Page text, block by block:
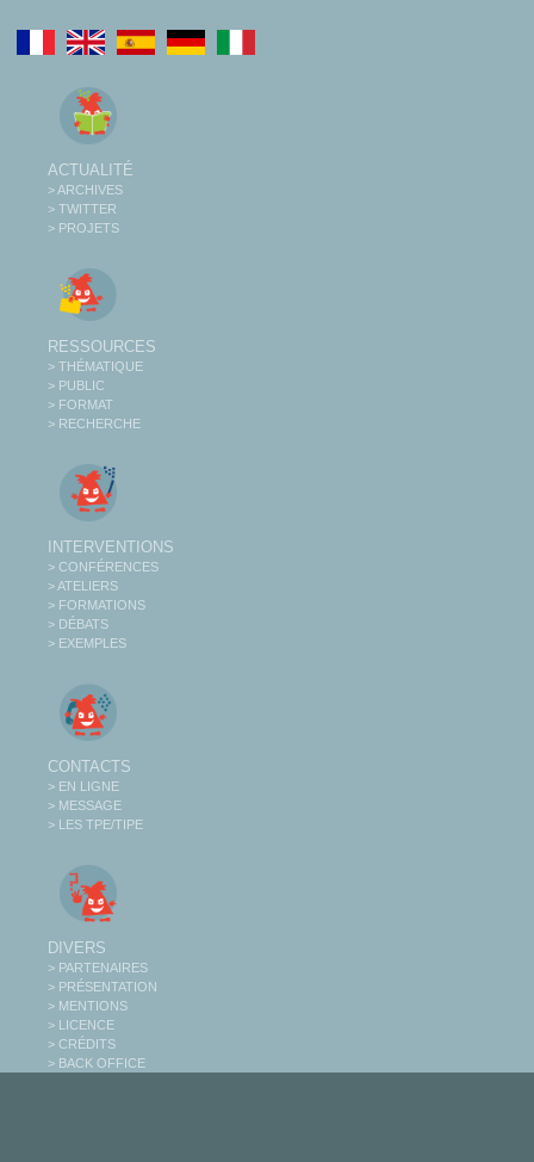
ACTUALITÉ
> ARCHIVES
> TWITTER
> PROJETS
RESSOURCES
> THÉMATIQUE
> PUBLIC
> FORMAT
> RECHERCHE
INTERVENTIONS
> CONFÉRENCES
> ATELIERS
> FORMATIONS
> DÉBATS
> EXEMPLES
CONTACTS
> EN LIGNE
> MESSAGE
> LES TPE/TIPE
DIVERS
> PARTENAIRES
> PRÉSENTATION
> MENTIONS
> LICENCE
> CRÉDITS
> BACK OFFICE